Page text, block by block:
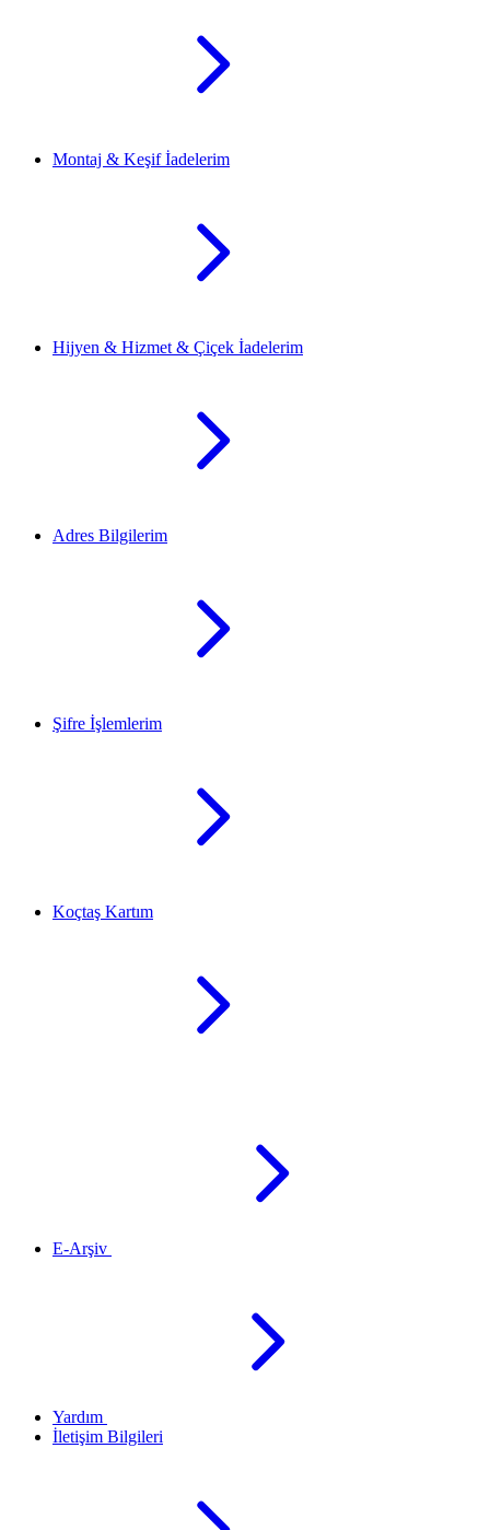
Montaj & Keşif İadelerim
Hijyen & Hizmet & Çiçek İadelerim
Adres Bilgilerim
Şifre İşlemlerim
Koçtaş Kartım
E-Arşiv
Yardım
İletişim Bilgileri